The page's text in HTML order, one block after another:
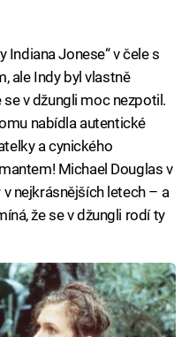
Indiana Jonese“ v čele s
ale Indy byl vlastně
v džungli moc nezpotil.
nabídla autentické
a cynického
Michael Douglas v
nejkrásnějších letech – a
že se v džungli rodí ty